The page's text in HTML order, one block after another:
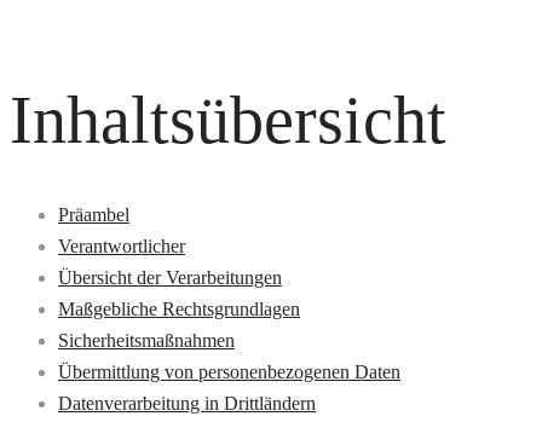
Inhaltsübersicht
Präambel
Verantwortlicher
Übersicht der Verarbeitungen
Maßgebliche Rechtsgrundlagen
Sicherheitsmaßnahmen
Übermittlung von personenbezogenen Daten
Datenverarbeitung in Drittländern